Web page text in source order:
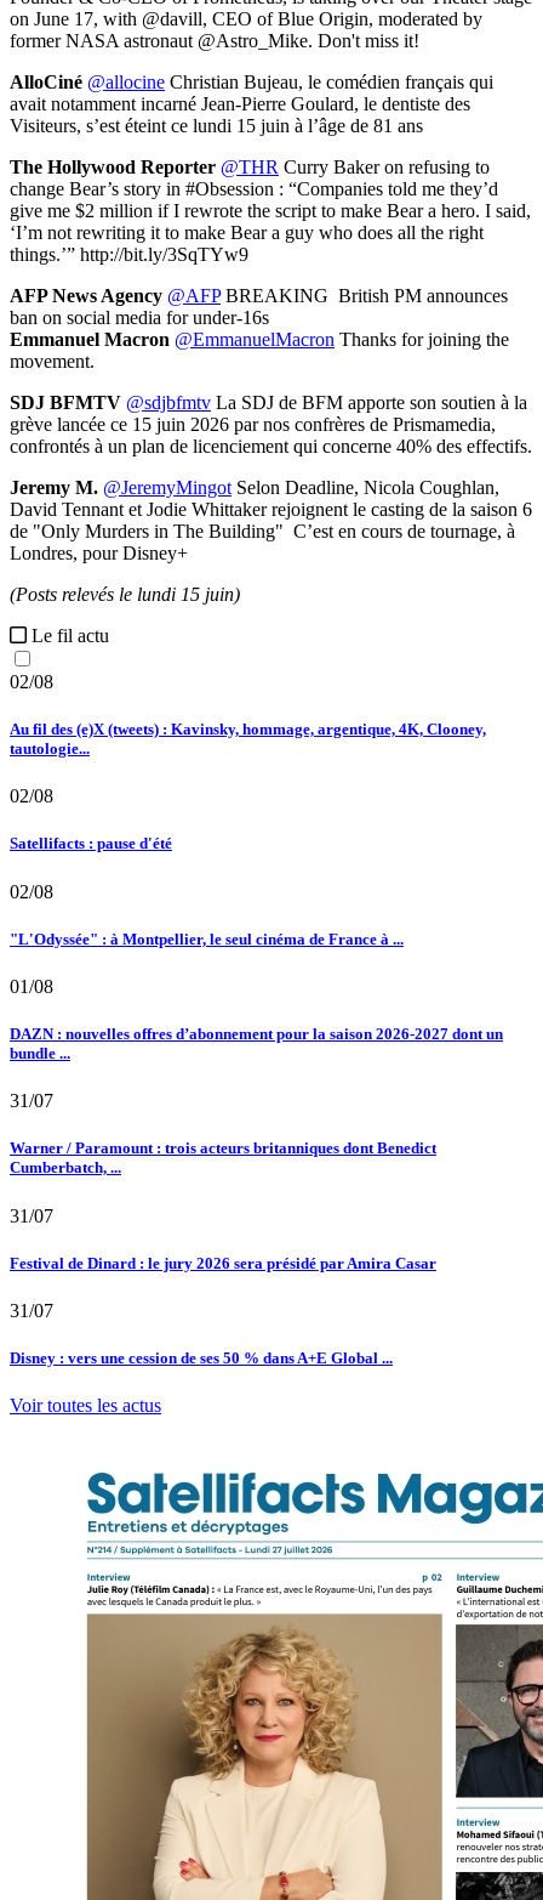
on June 17, with @davill, CEO of Blue Origin, moderated by
former NASA astronaut @Astro_Mike. Don't miss it!
AlloCiné @allocine Christian Bujeau, le comédien français qui
avait notamment incarné Jean-Pierre Goulard, le dentiste des
Visiteurs, s’est éteint ce lundi 15 juin à l’âge de 81 ans
The Hollywood Reporter @THR Curry Baker on refusing to
change Bear’s story in #Obsession : “Companies told me they’d
give me $2 million if I rewrote the script to make Bear a hero. I said,
‘I’m not rewriting it to make Bear a guy who does all the right
things.’” http://bit.ly/3SqTYw9
AFP News Agency @AFPBREAKING British PM announces
ban on social media for under-16s
Emmanuel Macron @EmmanuelMacron Thanks for joining the
movement.
SDJ BFMTV @sdjbfmtv La SDJ de BFM apporte son soutien à la
grève lancée ce 15 juin 2026 par nos confrères de Prismamedia,
confrontés à un plan de licenciement qui concerne 40% des effectifs.
Jeremy M. @JeremyMingot Selon Deadline, Nicola Coughlan,
David Tennant et Jodie Whittaker rejoignent le casting de la saison 6
de "Only Murders in The Building" C’est en cours de tournage, à
Londres, pour Disney+
(Posts relevés le lundi 15 juin)
Le fil actu
02/08
Au fil des (e)X (tweets) : Kavinsky, hommage, argentique, 4K, Clooney,
tautologie...
02/08
Satellifacts : pause d'été
02/08
"L'Odyssée" : à Montpellier, le seul cinéma de France à ...
01/08
DAZN : nouvelles offres d’abonnement pour la saison 2026-2027 dont un
bundle ...
31/07
Warner / Paramount : trois acteurs britanniques dont Benedict
Cumberbatch, ...
31/07
Festival de Dinard : le jury 2026 sera présidé par Amira Casar
31/07
Disney : vers une cession de ses 50 % dans A+E Global ...
Voir toutes les actus